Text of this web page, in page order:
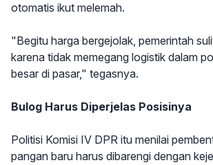
otomatis ikut melemah.
"Begitu harga bergejolak, pemerintah
karena tidak memegang logistik dalam
besar di pasar," tegasnya.
Bulog Harus Diperjelas Posisinya
Politisi Komisi IV DPR itu menilai
pangan baru harus dibarengi dengan